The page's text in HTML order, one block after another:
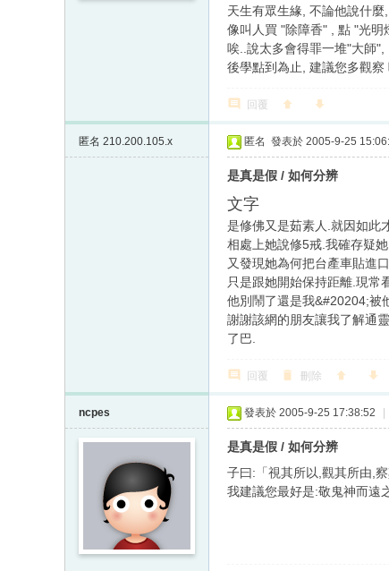
天生有眾生緣, 不論他說什麼
像叫人買 "除障香" , 點 "光明
唉..說太多會得罪一堆"大師",
後學點到為止, 建議您多觀察
回覆
匿名 210.200.105.x 匿名 發表於 2005-9-25
是真是假 / 如何分辨
文字
是修佛又是茹素人.就因如此
相處上她說修5戒.我確存疑
又發現她為何把台產車貼進
只是跟她開始保持距離.現常
他別鬧了還是我&#20204;被
謝謝該網的朋友讓我了解通
了巴.
回覆 刪除
ncpes 發表於 2005-9-25 17:38:52
是真是假 / 如何分辨
子曰:「視其所以,觀其所由,
我建議您最好是:敬鬼神而遠